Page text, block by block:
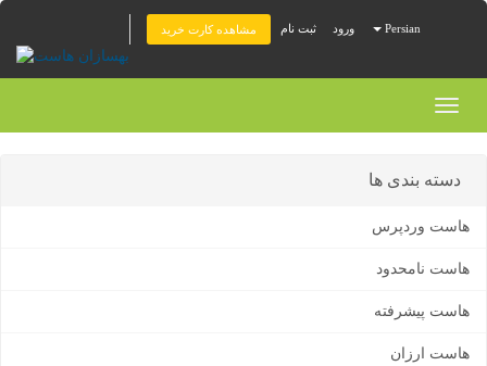
Persian ورود ثبت نام مشاهده کارت خرید
Toggle
دسته بندی ها
هاست وردپرس
هاست نامحدود
هاست پیشرفته
هاست ارزان